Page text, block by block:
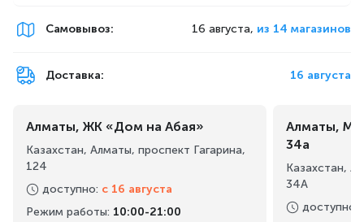
Самовывоз: 16 августа, из 14 магазинов
Доставка: 16 августа
Алматы, ЖК «Дом на Абая»
Казахстан, Алматы, проспект Гагарина,
124
доступно: с 16 августа
Режим работы: 10:00-21:00
Алматы,
34а
Казахстан,
34А
доступно